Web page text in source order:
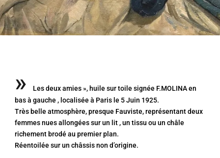
»
Les deux amies », huile sur toile signée F.MOLINA en
bas à gauche , localisée à Paris le 5 Juin 1925.
Très belle atmosphère, presque Fauviste, représentant deux
femmes nues allongées sur un lit , un tissu ou un châle
richement brodé au premier plan.
Réentoilée sur un châssis non d’origine.